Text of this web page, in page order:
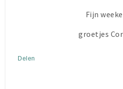
Fijn
groetjes
Delen